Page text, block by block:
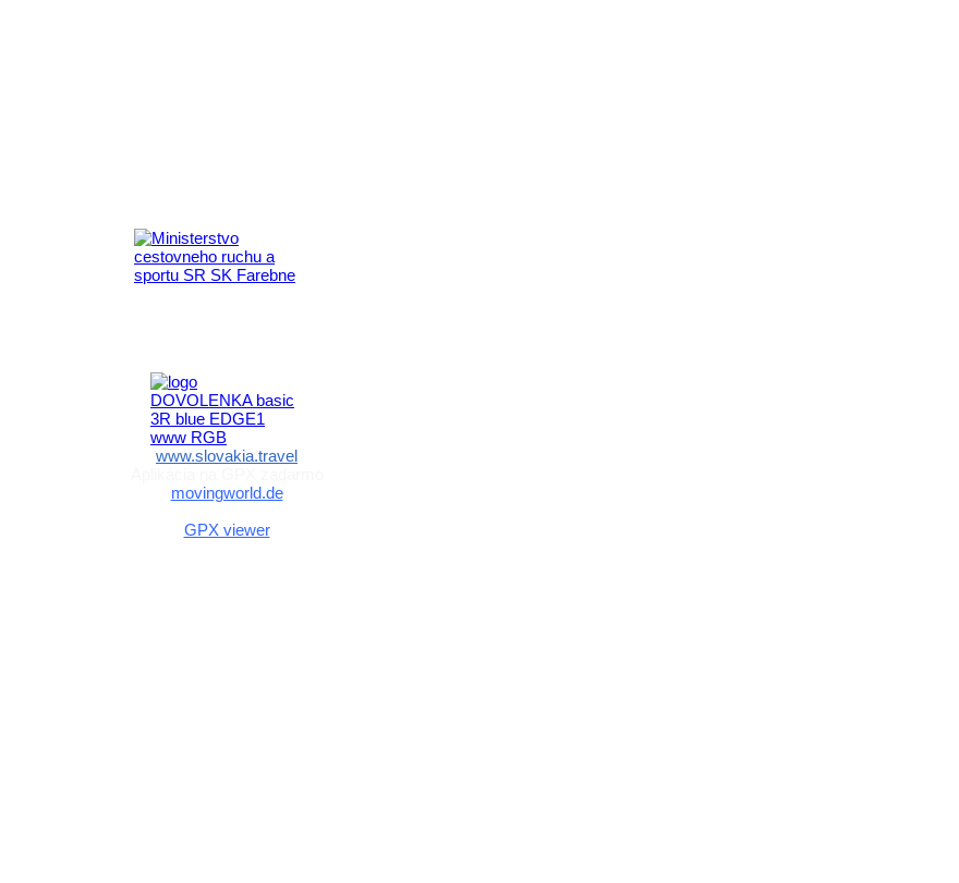
www.slovakia.travel
movingworld.de
GPX viewer